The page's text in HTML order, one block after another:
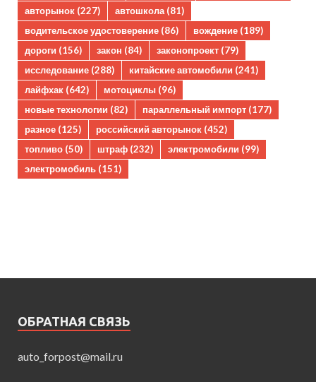
авторынок (227) автошкола (81)
водительское удостоверение (86) вождение (189)
дороги (156) закон (84) законопроект (79)
исследование (288) китайские автомобили (241)
лайфхак (642) мотоциклы (96)
новые технологии (82) параллельный импорт (177)
разное (125) российский авторынок (452)
топливо (50) штраф (232) электромобили (99)
электромобиль (151)
ОБРАТНАЯ СВЯЗЬ
auto_forpost@mail.ru